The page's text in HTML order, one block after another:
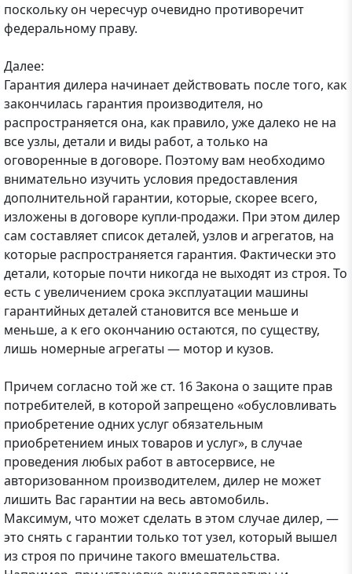
поскольку он чересчур очевидно противоречит
федеральному праву.
Далее:
Гарантия дилера начинает действовать после того, как
закончилась гарантия производителя, но
распространяется она, как правило, уже далеко не на
все узлы, детали и виды работ, а только на
оговоренные в договоре. Поэтому вам необходимо
внимательно изучить условия предоставления
дополнительной гарантии, которые, скорее всего,
изложены в договоре купли-продажи. При этом дилер
сам составляет список деталей, узлов и агрегатов, на
которые распространяется гарантия. Фактически это
детали, которые почти никогда не выходят из строя. То
есть с увеличением срока эксплуатации машины
гарантийных деталей становится все меньше и
меньше, а к его окончанию остаются, по существу,
лишь номерные агрегаты — мотор и кузов.
Причем согласно той же ст. 16 Закона о защите прав
потребителей, в которой запрещено «обусловливать
приобретение одних услуг обязательным
приобретением иных товаров и услуг», в случае
проведения любых работ в автосервисе, не
авторизованном производителем, дилер не может
лишить Вас гарантии на весь автомобиль.
Максимум, что может сделать в этом случае дилер, —
это снять с гарантии только тот узел, который вышел
из строя по причине такого вмешательства.